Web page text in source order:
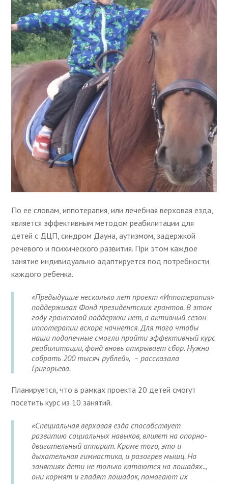
По ее словам, иппотерапия, или лечебная верховая езда,
является эффективным методом реабилитации для
детей с ДЦП, синдром Дауна, аутизмом, задержкой
речевого и психического развития. При этом каждое
занятие индивидуально адаптируется под потребности
каждого ребенка.
«Предыдущие несколько лет проект «Иппотерапия»
поддерживал Фонд президентских грантов. В этом
году грантовой поддержки нет, а активный сезон
иппотерапии вскоре начнется. Для того чтобы
наши подопечные смогли пройти эффективный курс
реабилитации, фонд вновь открывает сбор. Нужно
собрать 200 тысяч рублей», – рассказала
Григорьева.
Планируется, что в рамках проекта 20 детей смогут
посетить курс из 10 занятий.
«Специальная верховая езда способствует
развитию социальных навыков, влияет на опорно-
двигательный аппарат. Кроме того, это и
дыхательная гимнастика, и разогрев мышц. На
занятиях дети не только катаются на лошадях..,
они кормят и гладят лошадок, помогают их